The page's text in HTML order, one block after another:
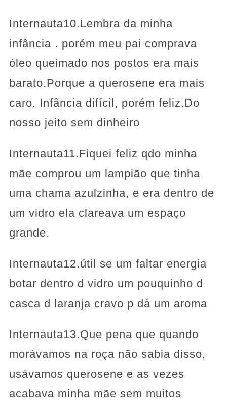
Internauta10.Lembra da minha
infância . porém meu pai comprava
óleo queimado nos postos era mais
barato.Porque a querosene era mais
caro. Infância difícil, porém feliz.Do
nosso jeito sem dinheiro
Internauta11.Fiquei feliz qdo minha
mãe comprou um lampião que tinha
uma chama azulzinha, e era dentro de
um vidro ela clareava um espaço
grande.
Internauta12.útil se um faltar energia
botar dentro d vidro um pouquinho d
casca d laranja cravo p dá um aroma
Internauta13.Que pena que quando
morávamos na roça não sabia disso,
usávamos querosene e as vezes
acabava minha mãe sem muitos